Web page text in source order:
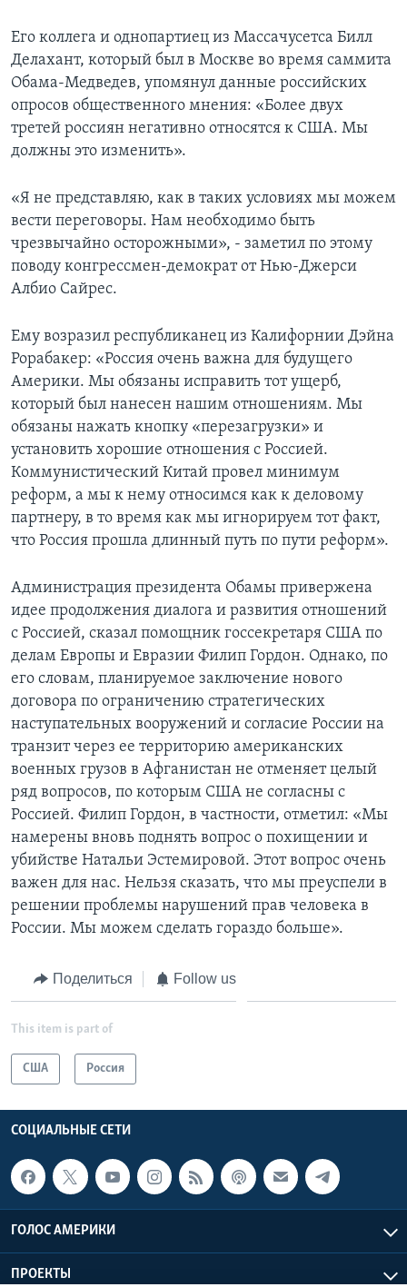
Его коллега и однопартиец из Массачусетса Билл
Делахант, который был в Москве во время саммита
Обама-Медведев, упомянул данные российских
опросов общественного мнения: «Более двух
третей россиян негативно относятся к США. Мы
должны это изменить».
«Я не представляю, как в таких условиях мы можем
вести переговоры. Нам необходимо быть
чрезвычайно осторожными», - заметил по этому
поводу конгрессмен-демократ от Нью-Джерси
Албио Сайрес.
Ему возразил республиканец из Калифорнии Дэйна
Рорабакер: «Россия очень важна для будущего
Америки. Мы обязаны исправить тот ущерб,
который был нанесен нашим отношениям. Мы
обязаны нажать кнопку «перезагрузки» и
установить хорошие отношения с Россией.
Коммунистический Китай провел минимум
реформ, а мы к нему относимся как к деловому
партнеру, в то время как мы игнорируем тот факт,
что Россия прошла длинный путь по пути реформ».
Администрация президента Обамы привержена
идее продолжения диалога и развития отношений
с Россией, сказал помощник госсекретаря США по
делам Европы и Евразии Филип Гордон. Однако, по
его словам, планируемое заключение нового
договора по ограничению стратегических
наступательных вооружений и согласие России на
транзит через ее территорию американских
военных грузов в Афганистан не отменяет целый
ряд вопросов, по которым США не согласны с
Россией. Филип Гордон, в частности, отметил: «Мы
намерены вновь поднять вопрос о похищении и
убийстве Натальи Эстемировой. Этот вопрос очень
важен для нас. Нельзя сказать, что мы преуспели в
решении проблемы нарушений прав человека в
России. Мы можем сделать гораздо больше».
Поделиться Follow us
This item is part of
США Россия
СОЦИАЛЬНЫЕ СЕТИ
ГОЛОС АМЕРИКИ
ПРОЕКТЫ